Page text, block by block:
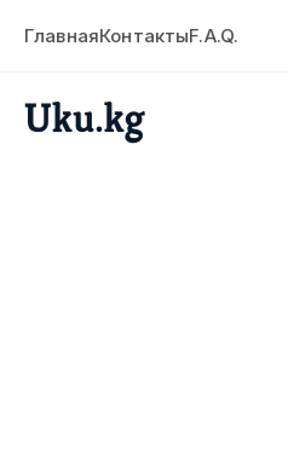
ГлавнаяКонтактыF.A.Q.